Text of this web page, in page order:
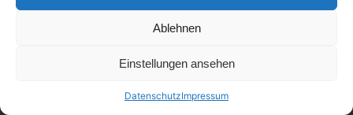
Ablehnen
Einstellungen ansehen
DatenschutzImpressum
2025 © Alle Rechte vorbehalten
AGB